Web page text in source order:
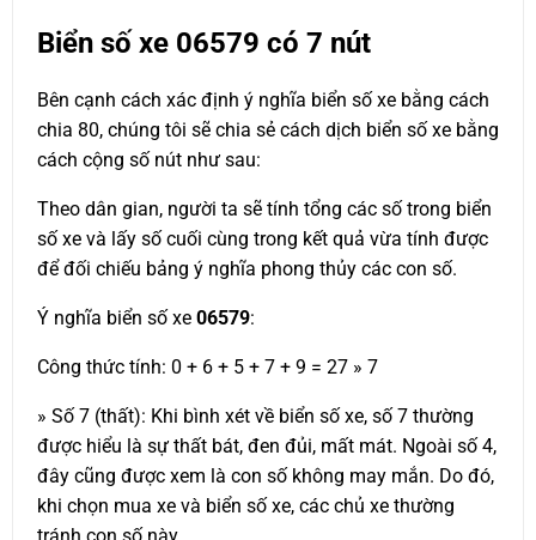
Biển số xe 06579 có 7 nút
Bên cạnh cách xác định ý nghĩa biển số xe bằng cách
chia 80, chúng tôi sẽ chia sẻ cách dịch biển số xe bằng
cách cộng số nút như sau:
Theo dân gian, người ta sẽ tính tổng các số trong biển
số xe và lấy số cuối cùng trong kết quả vừa tính được
để đối chiếu bảng ý nghĩa phong thủy các con số.
Ý nghĩa biển số xe 06579:
Công thức tính: 0 + 6 + 5 + 7 + 9 = 27 » 7
» Số 7 (thất): Khi bình xét về biển số xe, số 7 thường
được hiểu là sự thất bát, đen đủi, mất mát. Ngoài số 4,
đây cũng được xem là con số không may mắn. Do đó,
khi chọn mua xe và biển số xe, các chủ xe thường